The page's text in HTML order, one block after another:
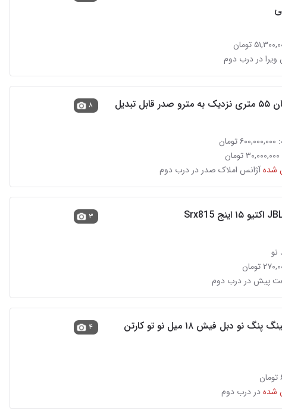
تومان
ویرا در درب دوم
تبدیل
شدهآژانس املاک صدر در درب دوم
۸
نو
تومان
۳
پنگ نو دبل فیش ۱۸ میل نو تو کارتن
شدهدر درب دوم
۴